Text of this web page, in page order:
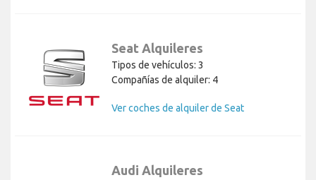
Seat Alquileres
Tipos de vehículos: 3
Compañías de alquiler: 4
Ver coches de alquiler de Seat
Audi Alquileres